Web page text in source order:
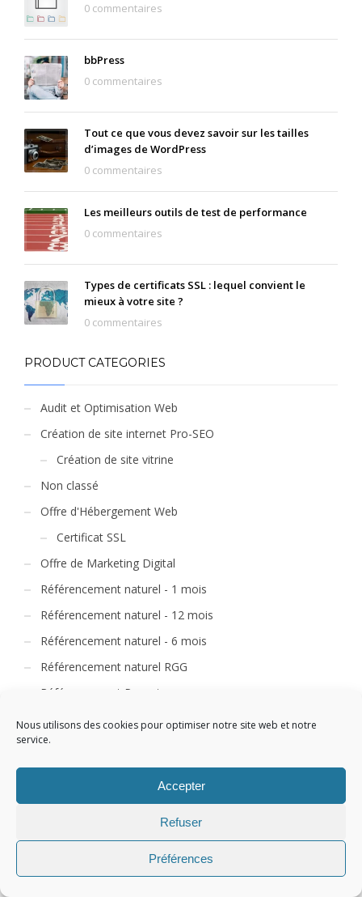
Nous utilisons des cookies pour optimiser notre site web et notre
service.
Accepter
Refuser
Préférences
0 commentaires
bbPress
0 commentaires
Tout ce que vous devez savoir sur les tailles
d’images de WordPress
0 commentaires
Les meilleurs outils de test de performance
0 commentaires
Types de certificats SSL : lequel convient le
mieux à votre site ?
0 commentaires
PRODUCT CATEGORIES
Audit et Optimisation Web
Création de site internet Pro-SEO
Création de site vitrine
Non classé
Offre d'Hébergement Web
Certificat SSL
Offre de Marketing Digital
Référencement naturel - 1 mois
Référencement naturel - 12 mois
Référencement naturel - 6 mois
Référencement naturel RGG
Référencement Payant
Referencement Social SMO